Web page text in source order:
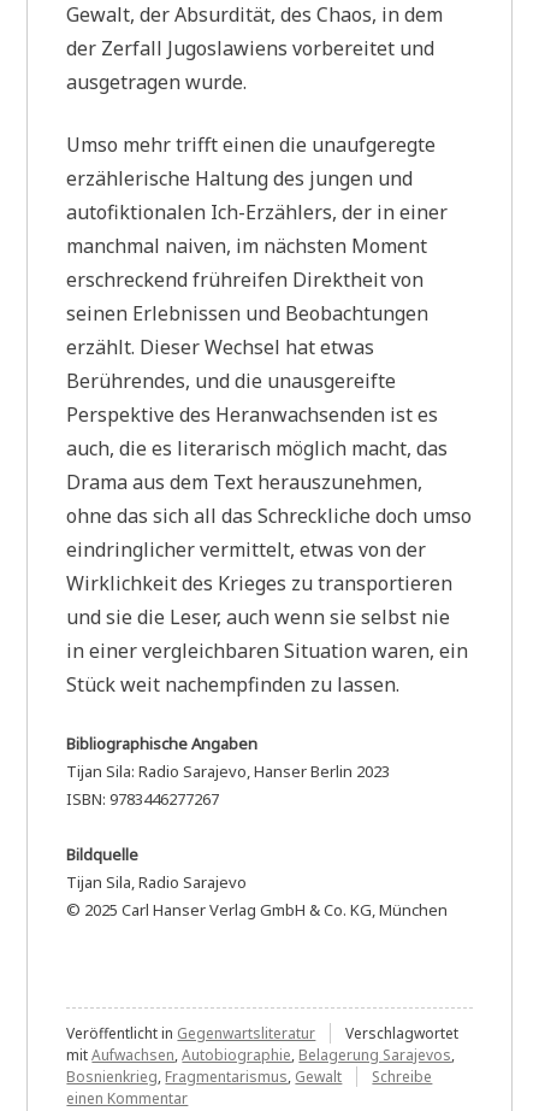
Gewalt, der Absurdität, des Chaos, in dem
der Zerfall Jugoslawiens vorbereitet und
ausgetragen wurde.
Umso mehr trifft einen die unaufgeregte
erzählerische Haltung des jungen und
autofiktionalen Ich-Erzählers, der in einer
manchmal naiven, im nächsten Moment
erschreckend frühreifen Direktheit von
seinen Erlebnissen und Beobachtungen
erzählt. Dieser Wechsel hat etwas
Berührendes, und die unausgereifte
Perspektive des Heranwachsenden ist es
auch, die es literarisch möglich macht, das
Drama aus dem Text herauszunehmen,
ohne das sich all das Schreckliche doch umso
eindringlicher vermittelt, etwas von der
Wirklichkeit des Krieges zu transportieren
und sie die Leser, auch wenn sie selbst nie
in einer vergleichbaren Situation waren, ein
Stück weit nachempfinden zu lassen.
Bibliographische Angaben
Tijan Sila: Radio Sarajevo, Hanser Berlin 2023
ISBN: 9783446277267
Bildquelle
Tijan Sila, Radio Sarajevo
© 2025 Carl Hanser Verlag GmbH & Co. KG, München
Veröffentlicht in Gegenwartsliteratur
Verschlagwortet
mitAufwachsen,Autobiographie, Belagerung Sarajevos,
Bosnienkrieg, Fragmentarismus, Gewalt
Schreibe
einen Kommentarzu